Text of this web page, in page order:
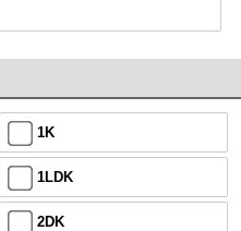
1K
1LDK
2DK